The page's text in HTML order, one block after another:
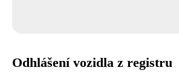
Odhlášení vozidla z registru